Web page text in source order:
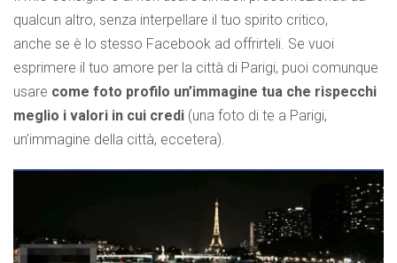
qualcun altro, senza interpellare il tuo spirito critico,
anche se è lo stesso Facebook ad offrirteli. Se vuoi
esprimere il tuo amore per la città di Parigi, puoi comunque
usare come foto profilo un’immagine tua che rispecchi
meglio i valori in cui credi (una foto di te a Parigi,
un’immagine della città, eccetera).